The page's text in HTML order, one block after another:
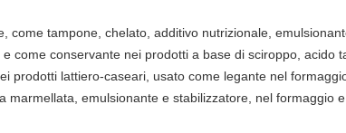
come tampone, chelato, additivo nutrizionale,
come conservante nei prodotti a base di sciroppo, acido
prodotti lattiero-caseari, usato come legante nel
marmellata, emulsionante e stabilizzatore, nel formaggio